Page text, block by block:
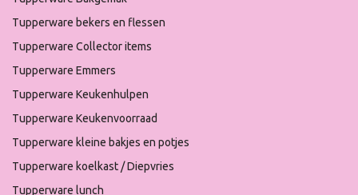
Tupperware bekers en flessen
Tupperware Collector items
Tupperware Emmers
Tupperware Keukenhulpen
Tupperware Keukenvoorraad
Tupperware kleine bakjes en potjes
Tupperware koelkast / Diepvries
Tupperware lunch